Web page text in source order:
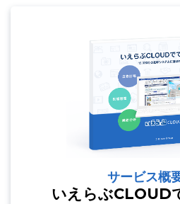
サービス概
いえらぶCLOUD